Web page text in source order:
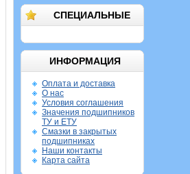
СПЕЦИАЛЬНЫЕ
ИНФОРМАЦИЯ
Оплата и доставка
О нас
Условия соглашения
Значения подшипников
ТУ и ЕТУ
Смазки в закрытых
подшипниках
Наши контакты
Карта сайта